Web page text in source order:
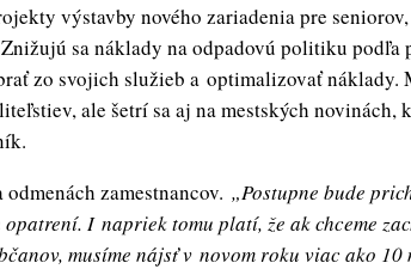
výstavby nového zariadenia pre
sa náklady na odpadovú politiku podľa
zo svojich služieb a optimalizovať náklady.
ale šetrí sa aj na mestských novinách,
zamestnancov. „Postupne bude
I napriek tomu platí, že ak chceme
musíme nájsť v novom roku viac ako